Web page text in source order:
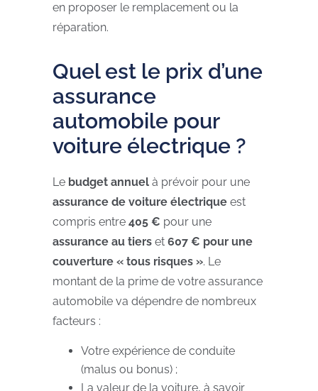
en proposer le remplacement ou la
réparation.
Quel est le prix d’une
assurance
automobile pour
voiture électrique ?
Le budget annuel à prévoir pour une
assurance de voiture électrique est
compris entre 405 € pour une
assurance au tiers et 607 € pour une
couverture « tous risques ». Le
montant de la prime de votre assurance
automobile va dépendre de nombreux
facteurs :
Votre expérience de conduite
(malus ou bonus) ;
La valeur de la voiture, à savoir